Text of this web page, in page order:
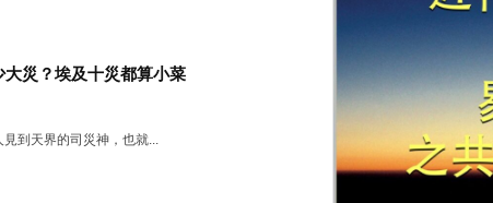
災？埃及十災都算小菜
到天界的司災神，也就...